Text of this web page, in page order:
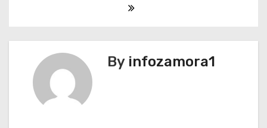
e
By infozamora1